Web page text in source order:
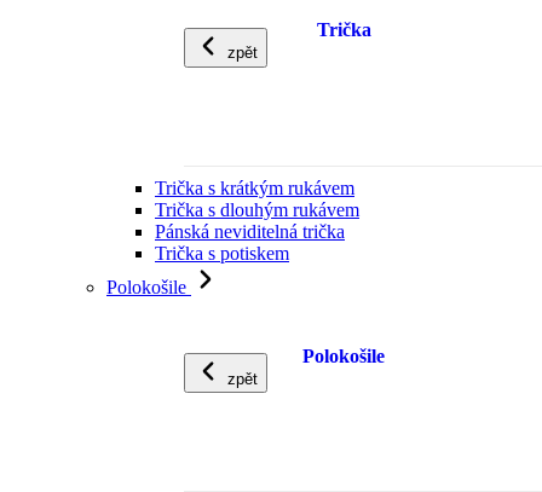
zpět
Trička
Trička s krátkým rukávem
Trička s dlouhým rukávem
Pánská neviditelná trička
Trička s potiskem
Polokošile
zpět
Polokošile